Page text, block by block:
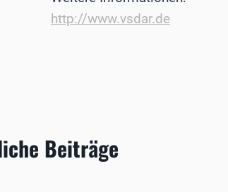
http://www.vsdar.de
Beiträge